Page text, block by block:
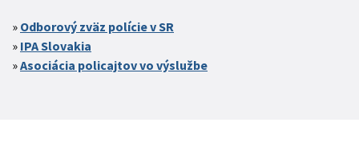
Odborový zväz polície v SR
IPA Slovakia
Asociácia policajtov vo výslužbe